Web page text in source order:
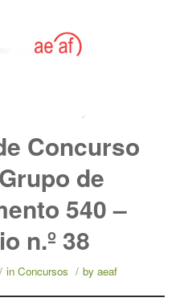
Concurso
de
540 –
n.º 38
/ in Concursos / by aeaf